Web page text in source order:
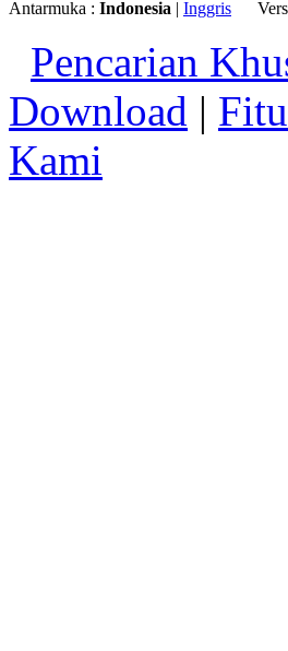
Antarmuka : Indonesia | Inggris
Pencarian
Download |
Kami